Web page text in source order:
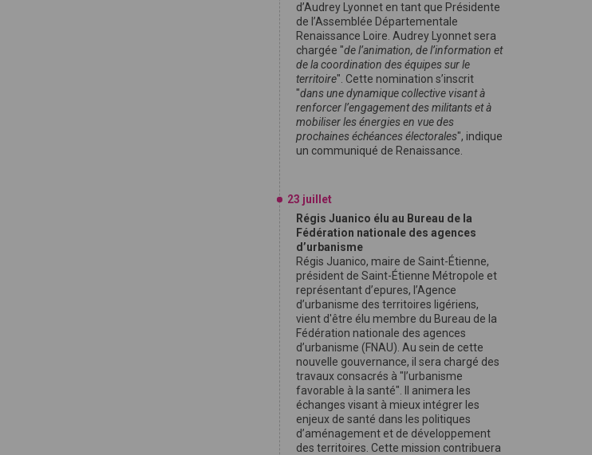
d’Audrey Lyonnet en tant que Présidente
de l’Assemblée Départementale
Renaissance Loire. Audrey Lyonnet sera
chargée "de l’animation, de l’information et
de la coordination des équipes sur le
territoire". Cette nomination s’inscrit
"dans une dynamique collective visant à
renforcer l’engagement des militants et à
mobiliser les énergies en vue des
prochaines échéances électorales", indique
un communiqué de Renaissance.
23 juillet
Régis Juanico élu au Bureau de la
Fédération nationale des agences
d’urbanisme
Régis Juanico, maire de Saint-Étienne,
président de Saint-Étienne Métropole et
représentant d’epures, l’Agence
d’urbanisme des territoires ligériens,
vient d'être élu membre du Bureau de la
Fédération nationale des agences
d’urbanisme (FNAU). Au sein de cette
nouvelle gouvernance, il sera chargé des
travaux consacrés à "l’urbanisme
favorable à la santé". Il animera les
échanges visant à mieux intégrer les
enjeux de santé dans les politiques
d’aménagement et de développement
des territoires. Cette mission contribuera